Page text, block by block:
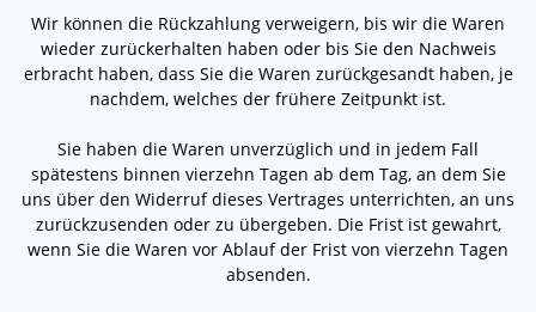
Wir können die Rückzahlung verweigern, bis wir die Waren
wieder zurückerhalten haben oder bis Sie den Nachweis
erbracht haben, dass Sie die Waren zurückgesandt haben, je
nachdem, welches der frühere Zeitpunkt ist.
Sie haben die Waren unverzüglich und in jedem Fall
spätestens binnen vierzehn Tagen ab dem Tag, an dem Sie
uns über den Widerruf dieses Vertrages unterrichten, an uns
zurückzusenden oder zu übergeben. Die Frist ist gewahrt,
wenn Sie die Waren vor Ablauf der Frist von vierzehn Tagen
absenden.